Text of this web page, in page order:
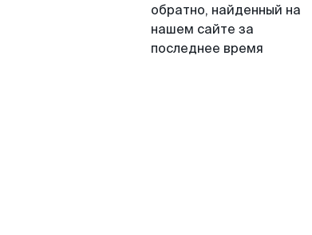
обратно, найденный на
нашем сайте за
последнее время